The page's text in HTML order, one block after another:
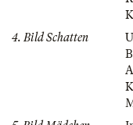
4. Bild Schatten